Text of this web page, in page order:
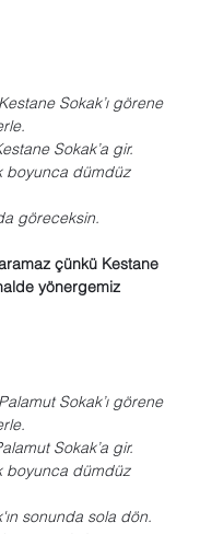
Sokak’ı görene
Sokak’a gir.
boyunca dümdüz
göreceksin.
çünkü Kestane
yönergemiz
Sokak’ı görene
Sokak’a gir.
boyunca dümdüz
sonunda sola dön.